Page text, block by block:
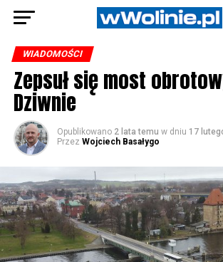
WIADOMOŚCI
Zepsuł się most
Dziwnie
Opublikowano 2 lata temu w dniu 17
Przez Wojciech Basałygo